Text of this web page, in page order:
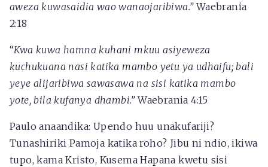
aweza kuwasaidia wao wanaojaribiwa.”Waebrania
2:18
“Kwa kuwa hamna kuhani mkuu asiyeweza
kuchukuana nasi katika mambo yetu ya udhaifu; bali
yeye alijaribiwa sawasawa na sisi katika mambo
yote, bila kufanya dhambi.”Waebrania 4:15
Paulo anaandika: Upendo huu unakufariji?
Tunashiriki Pamoja katika roho? Jibu ni ndio, ikiwa
tupo, kama Kristo, Kusema Hapana kwetu sisi